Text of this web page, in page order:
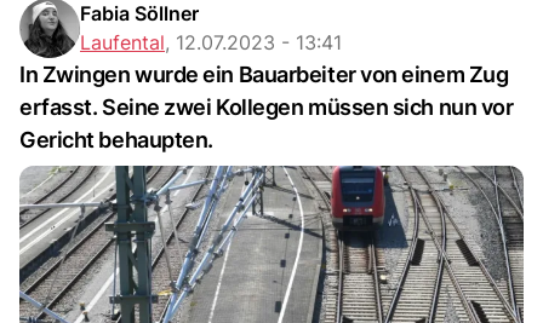
Fabia Söllner
Laufental, 12.07.2023 - 13:41
In Zwingen wurde ein Bauarbeiter von einem Zug
erfasst. Seine zwei Kollegen müssen sich nun vor
Gericht behaupten.